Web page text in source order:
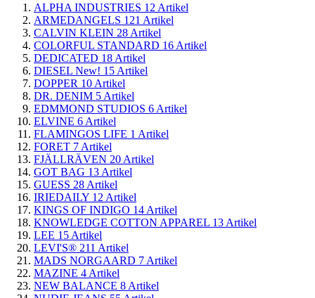
ALPHA INDUSTRIES 12 Artikel
ARMEDANGELS 121 Artikel
CALVIN KLEIN 28 Artikel
COLORFUL STANDARD 16 Artikel
DEDICATED 18 Artikel
DIESEL New! 15 Artikel
DOPPER 10 Artikel
DR. DENIM 5 Artikel
EDMMOND STUDIOS 6 Artikel
ELVINE 6 Artikel
FLAMINGOS LIFE 1 Artikel
FORET 7 Artikel
FJÄLLRÄVEN 20 Artikel
GOT BAG 13 Artikel
GUESS 28 Artikel
IRIEDAILY 12 Artikel
KINGS OF INDIGO 14 Artikel
KNOWLEDGE COTTON APPAREL 13 Artikel
LEE 15 Artikel
LEVI'S® 211 Artikel
MADS NORGAARD 7 Artikel
MAZINE 4 Artikel
NEW BALANCE 8 Artikel